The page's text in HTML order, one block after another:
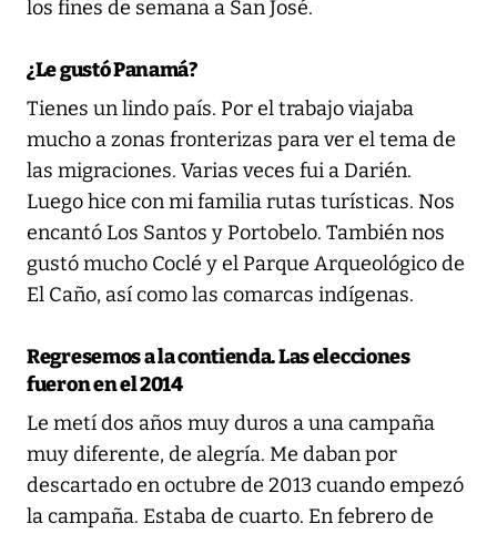
los fines de semana a San José.
¿Le gustó Panamá?
Tienes un lindo país. Por el trabajo viajaba
mucho a zonas fronterizas para ver el tema de
las migraciones. Varias veces fui a Darién.
Luego hice con mi familia rutas turísticas. Nos
encantó Los Santos y Portobelo. También nos
gustó mucho Coclé y el Parque Arqueológico de
El Caño, así como las comarcas indígenas.
Regresemos a la contienda. Las elecciones
fueron en el 2014
Le metí dos años muy duros a una campaña
muy diferente, de alegría. Me daban por
descartado en octubre de 2013 cuando empezó
la campaña. Estaba de cuarto. En febrero de